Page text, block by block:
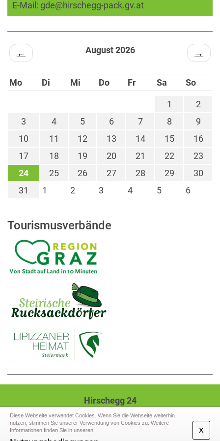
Diese Webseite verwendet Cookies. Wenn Sie die Webseite weiterhin
nutzen, stimmen Sie unserer Verwendung von Cookies zu. Weitere
Informationen finden Sie in unseren
x
E-Mail: gde@hirschegg-pack.gv.at
← August 2026 →
Mo Di Mi Do Fr Sa So
1
2
3
4 5 6 7 8
9
10
11 12 13 14 15
16
17
18 19 20 21 22
23
24
25 26 27 28 29
30
31
1 2 3 4 5 6
Tourismusverbände
Hirschegg 24
8584 Hirschegg-Pack
Tel.: +43 (3141) 2207, Mail: gde@hirschegg-